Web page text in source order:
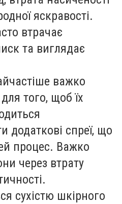
яскравості.
втрачає
та виглядає
важко
того, щоб їх
додаткові спреї, що
процес. Важко
через втрату
сухістю шкірного